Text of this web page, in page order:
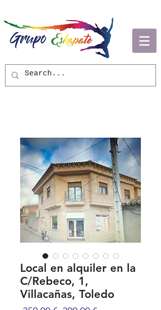
Local en alquiler en la
C/Rebeco, 1,
Villacañas, Toledo